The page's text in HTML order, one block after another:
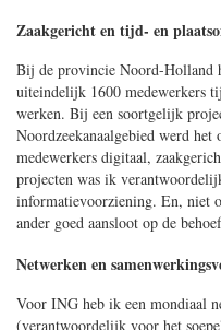
Zaakgericht en tijd- en
Bij de provincie Noord-Holland
uiteindelijk 1600 medewerkers
werken. Bij een soortgelijk
Noordzeekanaalgebied werd
medewerkers digitaal,
projecten was ik
informatievoorziening. En, niet
ander goed aansloot op de
Netwerken en
Voor ING heb ik een mondiaal
(verantwoordelijk voor het